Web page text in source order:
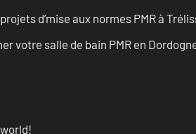
d’mise aux normes PMR à
votre salle de bain PMR en